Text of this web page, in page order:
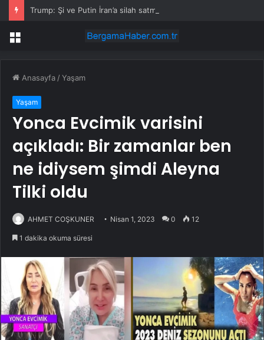
Trump: Şi ve Putin İran’a silah satmayacaklarını söyledi
Menü
Anasayfa /Yaşam
Yaşam
Yonca Evcimik varisini
açıkladı: Bir zamanlar ben
ne idiysem şimdi Aleyna
Tilki oldu
AHMET COŞKUNER Nisan 1, 2023 0 12
1 dakika okuma süresi